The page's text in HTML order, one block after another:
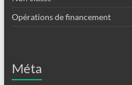
Opérations de financement
Méta